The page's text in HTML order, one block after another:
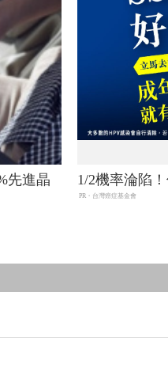
先進晶
1/2機率淪陷
PR・台灣癌症基金會